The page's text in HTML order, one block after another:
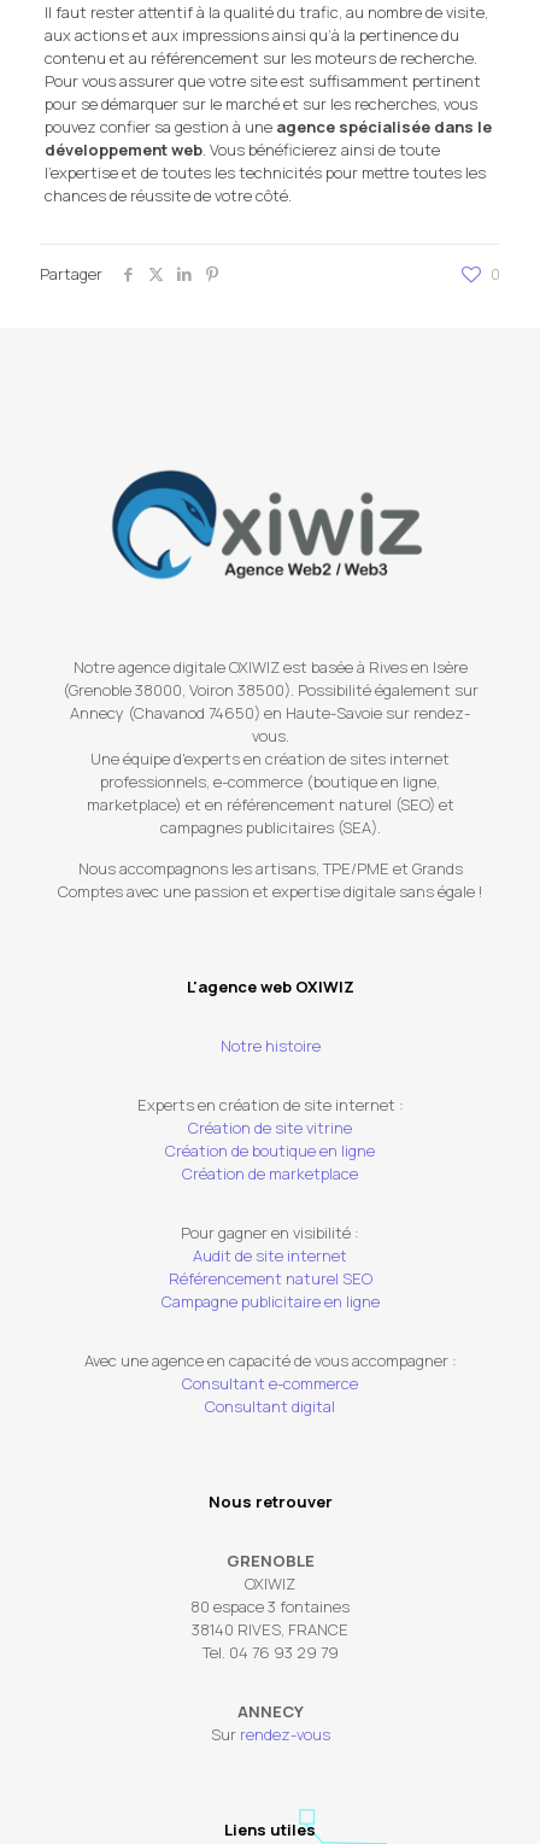
Il faut rester attentif à la qualité du trafic, au nombre de visite,
aux actions et aux impressions ainsi qu’à la pertinence du
contenu et au référencement sur les moteurs de recherche.
Pour vous assurer que votre site est suffisamment pertinent
pour se démarquer sur le marché et sur les recherches, vous
pouvez confier sa gestion à une agence spécialisée dans le
développement web. Vous bénéficierez ainsi de toute
l’expertise et de toutes les technicités pour mettre toutes les
chances de réussite de votre côté.
Partager 0
Notre agence digitale OXIWIZ est basée à Rives en Isère
(Grenoble 38000, Voiron 38500). Possibilité également sur
Annecy (Chavanod 74650) en Haute-Savoie sur rendez-
vous.
Une équipe d'experts en création de sites internet
professionnels, e-commerce (boutique en ligne,
marketplace) et en référencement naturel (SEO) et
campagnes publicitaires (SEA).
Nous accompagnons les artisans, TPE/PME et Grands
Comptes avec une passion et expertise digitale sans égale !
L'agence web OXIWIZ
Notre histoire
Experts en création de site internet :
Création de site vitrine
Création de boutique en ligne
Création de marketplace
Pour gagner en visibilité :
Audit de site internet
Référencement naturel SEO
Campagne publicitaire en ligne
Avec une agence en capacité de vous accompagner :
Consultant e-commerce
Consultant digital
Nous retrouver
GRENOBLE
OXIWIZ
80 espace 3 fontaines
38140 RIVES, FRANCE
Tel. 04 76 93 29 79
ANNECY
Sur rendez-vous
Liens utiles